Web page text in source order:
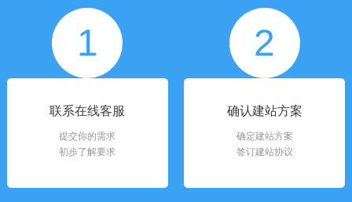
1
联系在线客服
提交你的需求
初步了解要求
2
确认建站方案
确定建站方案
签订建站协议